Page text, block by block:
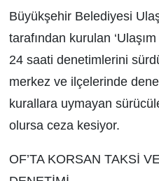
Büyükşehir Belediyesi
tarafından kurulan
24 saati denetimlerini
merkez ve ilçelerinde
kurallara uymayan
olursa ceza kesiyor.
OF’TA KORSAN TAKSİ